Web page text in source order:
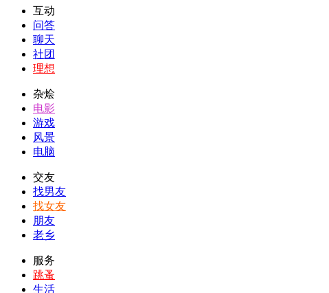
互动
问答
聊天
社团
理想
杂烩
电影
游戏
风景
电脑
交友
找男友
找女友
朋友
老乡
服务
跳蚤
生活